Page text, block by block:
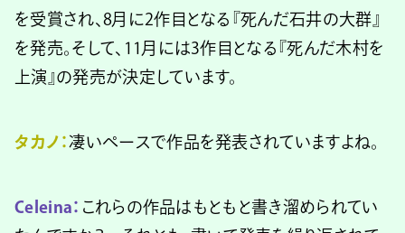
を受賞され、8月に2作目となる『死んだ石井の大群』
を発売。そして、11月には3作目となる『死んだ木村を
上演』の発売が決定しています。
タカノ： 凄いペースで作品を発表されていますよね。
Celeina： これらの作品はもともと書き溜められてい